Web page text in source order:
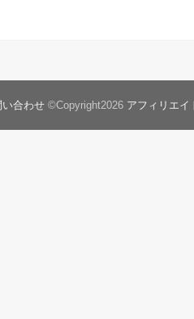
い合わせ ©Copyright2026 アフィリエイ